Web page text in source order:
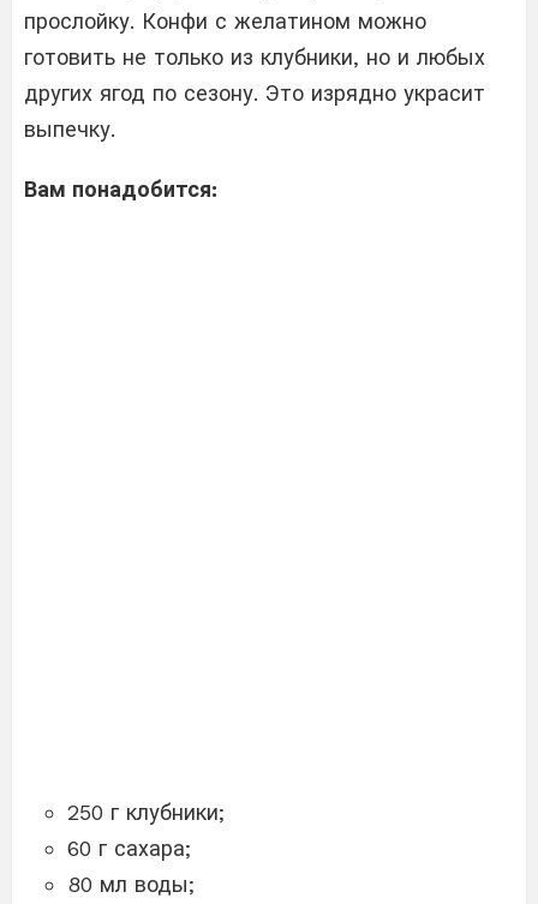
прослойку. Конфи с желатином можно
готовить не только из клубники, но и любых
других ягод по сезону. Это изрядно украсит
выпечку.
Вам понадобится:
250 г клубники;
60 г сахара;
80 мл воды;